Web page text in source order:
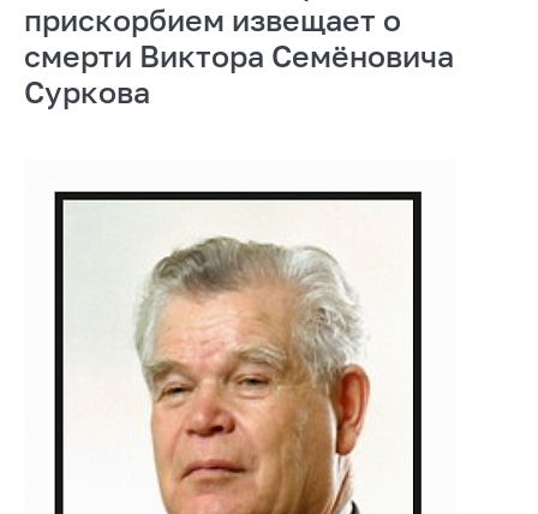
прискорбием извещает о
смерти Виктора Семёновича
Суркова